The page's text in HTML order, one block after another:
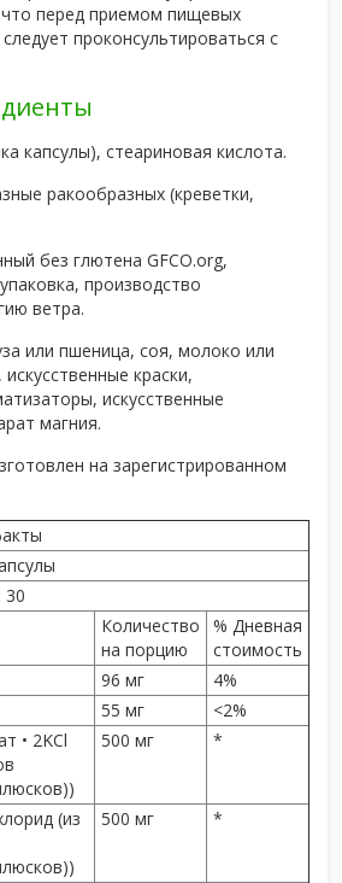
перед приемом пищевых
проконсультироваться с
капсулы), стеариновая кислота.
ракообразных (креветки,
без глютена GFCO.org,
производство
ветра.
или пшеница, соя, молоко или
краски,
искусственные
магния.
на зарегистрированном
30
Количество
на порцию
% Дневная
стоимость
96 мг
4%
55 мг
<2%
• 2KCl
500 мг *
(из
500 мг *